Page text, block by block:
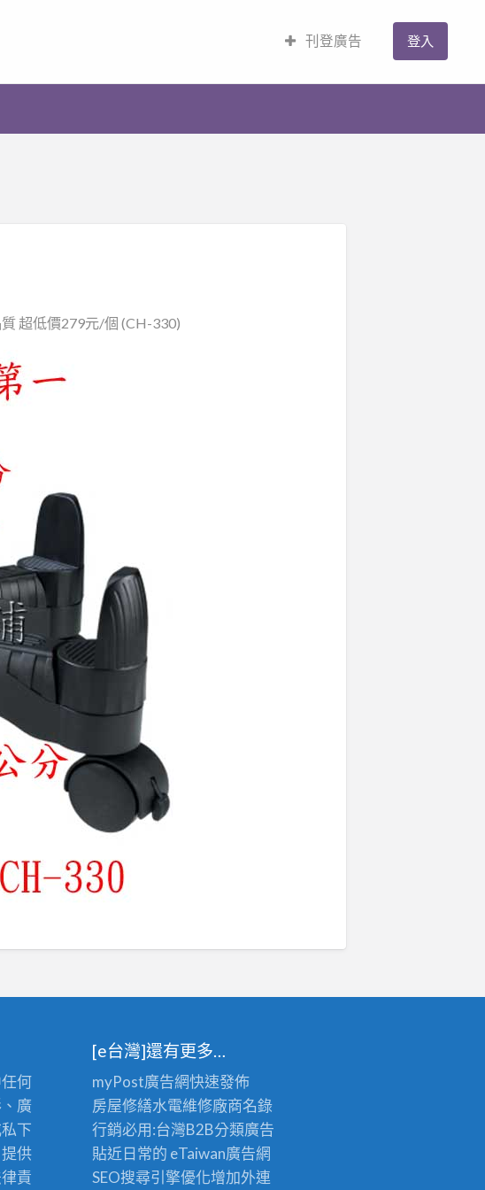
刊登廣告 登入
超低價279元/個 (CH-330)
何
廣
下
供
責
[e台灣]還有更多…
myPost廣告網快速發佈
房屋修繕水電維修廠商名錄
行銷必用:台灣B2B分類廣告
貼近日常的 eTaiwan廣告網
SEO搜尋引擎優化增加外連